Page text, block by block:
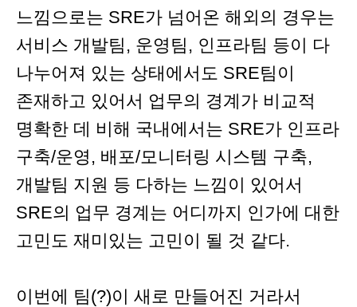
느낌으로는 SRE가 넘어온 해외의 경우는
서비스 개발팀, 운영팀, 인프라팀 등이 다
나누어져 있는 상태에서도 SRE팀이
존재하고 있어서 업무의 경계가 비교적
명확한 데 비해 국내에서는 SRE가 인프라
구축/운영, 배포/모니터링 시스템 구축,
개발팀 지원 등 다하는 느낌이 있어서
SRE의 업무 경계는 어디까지 인가에 대한
고민도 재미있는 고민이 될 것 같다.
이번에 팀(?)이 새로 만들어진 거라서